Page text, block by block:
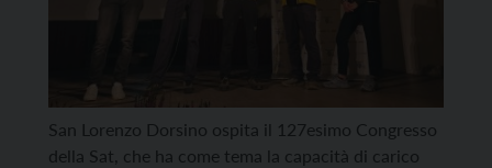
San Lorenzo Dorsino ospita il 127esimo Congresso
della Sat, che ha come tema la capacità di carico